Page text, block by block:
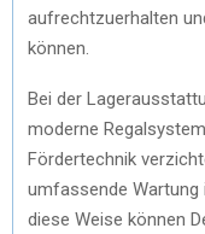
aufrechtzuerhalten
können.
Bei der
moderne
Fördertechnik
umfassende Wartung
diese Weise können